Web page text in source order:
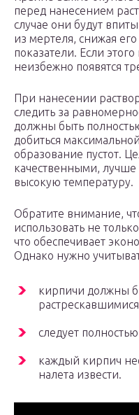
перед нанесением
случае они будут
из мертеля, снижая
показатели. Если
неизбежно появятся
При нанесении
следить за
должны быть
добиться
образование пустот.
качественными,
высокую температуру.
Обратите внимание,
использовать не
что обеспечивает
Однако нужно
кирпичи должны
следует
каждый кирпич
налета извести.